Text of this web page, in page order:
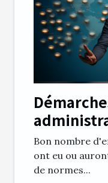
utiliser un
?
Bon nombre
ont eu ou
de normes...